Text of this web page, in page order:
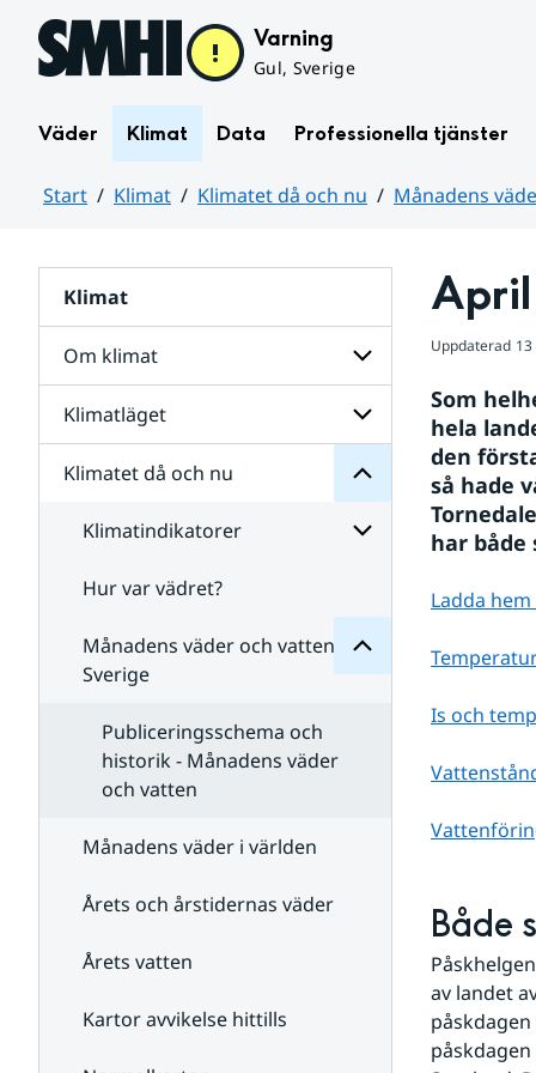
Hoppa till sidans innehåll Varning
Gul, Sverige
Väder Klimat Data Professionella tjänster
Start Klimat Klimatet då och nu Månadens
Klimat
Om klimat
Undersidor
för
Om
klimat
Klimatläget
Undersidor
Klimatläget
Klimatet då och nu
Undersidor
för
Klimatet
då
och
Klimatindikatorer
Undersidor
Klimatindikatorer
Hur var vädret?
Månadens väder och vatten i
Sverige
Månadens
väder
vatten
i
Publiceringsschema och
historik - Månadens väder
och vatten
Månadens väder i världen
Årets och årstidernas väder
Årets vatten
Kartor avvikelse hittills
Uppdaterad
Som
hela
den
så hade
har
Ladda
Is och
Både
av landet